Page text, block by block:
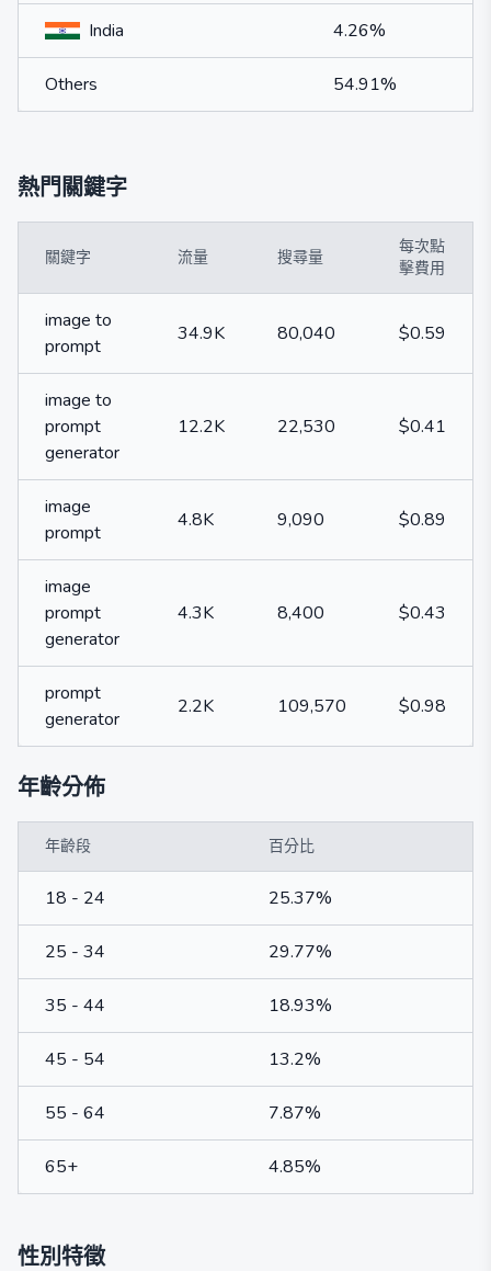
India 4.26%
Others 54.91%
熱門關鍵字
關鍵字 流量 搜尋量
每次點
擊費用
image to
prompt
34.9K 80,040 $0.59
image to
prompt
generator
12.2K 22,530 $0.41
image
prompt
4.8K 9,090 $0.89
image
prompt
generator
4.3K 8,400 $0.43
prompt
generator
2.2K 109,570 $0.98
年齡分佈
年齡段 百分比
18 - 24 25.37%
25 - 34 29.77%
35 - 44 18.93%
45 - 54 13.2%
55 - 64 7.87%
65+ 4.85%
性別特徵